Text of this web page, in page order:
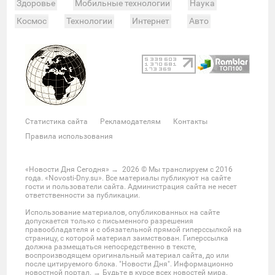
Здоровье
Мобильные технологии
Наука
Космос
Технологии Интернет
Авто
Велоспорт
Покер Хоккей
Баскетбол
Мотор
Теннис Футбол
Фото и видео
Судьи
Статистика
Шоу-бизнес
Мнения
Общество Реформы
Законы
Власть
Мир Россия
Ростов-на-Дону
Нижний Новгород
Казань
Омск
Красноярск Новосибирс
Екатеринбург
Крым
Забайкальский край
Украина
Латинская Америка
США Азия
Статистика сайта Рекламодателям
Контакты
Правила использования
«Новости Дня Сегодня» →2026 © Мы транслируем с 2016
года. «Novosti-Dny.su». Все материалы публикуют на сайте
гости и пользователи сайта. Администрация сайта не несет
ответственности за публикации.
Использование материалов, опубликованных на сайте
допускается только с письменного разрешения
правообладателя и с обязательной прямой гиперссылкой на
страницу, с которой материал заимствован. Гиперссылка
должна размещаться непосредственно в тексте,
воспроизводящем оригинальный материал сайта, до или
после цитируемого блока. "Новости Дня". Информационно
новостной портал. → Будьте в курсе всех новостей мира.